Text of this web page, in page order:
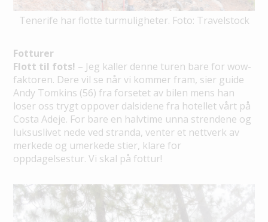
Tenerife har flotte turmuligheter. Foto: Travelstock
Fotturer
Flott til fots! – Jeg kaller denne turen bare for wow-
faktoren. Dere vil se når vi kommer fram, sier guide
Andy Tomkins (56) fra forsetet av bilen mens han
loser oss trygt oppover dalsidene fra hotellet vårt på
Costa Adeje. For bare en halvtime unna strendene og
luksuslivet nede ved stranda, venter et nettverk av
merkede og umerkede stier, klare for
oppdagelsestur. Vi skal på fottur!